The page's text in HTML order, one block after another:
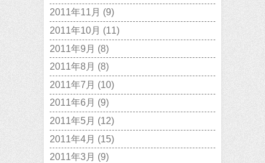
2011年11月 (9)
2011年10月 (11)
2011年9月 (8)
2011年8月 (8)
2011年7月 (10)
2011年6月 (9)
2011年5月 (12)
2011年4月 (15)
2011年3月 (9)